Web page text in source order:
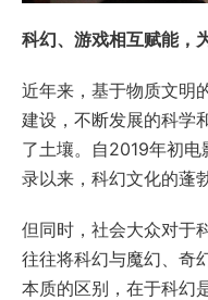
科幻、游戏相互赋能，
近年来，基于物质文明
建设，不断发展的科学
了土壤。自2019年初
录以来，科幻文化的蓬
但同时，社会大众对于
往往将科幻与魔幻、奇
本质的区别，在于科幻